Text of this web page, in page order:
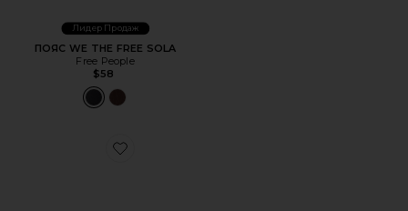
Лидер Продаж
ПОЯС WE THE FREE SOLA
Free People
$58
Favorite СОЛНЦЕЗАЩИТНЫЕ ОЧКИ EMMY